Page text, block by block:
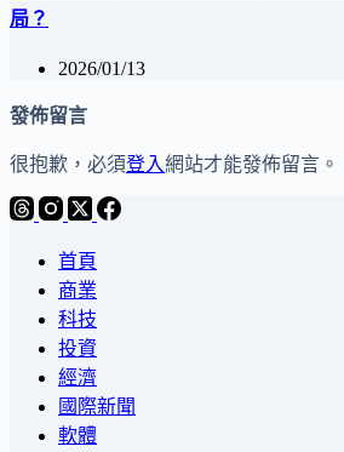
局？
2026/01/13
發佈留言
很抱歉，必須登入網站才能發佈留言。
首頁
商業
科技
投資
經濟
國際新聞
軟體